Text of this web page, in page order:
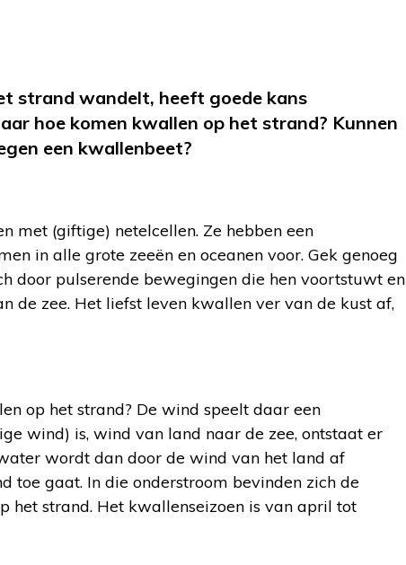
strand wandelt, heeft goede kans
hoe komen kwallen op het strand? Kunnen
een kwallenbeet?
met (giftige) netelcellen. Ze hebben een
in alle grote zeeën en oceanen voor. Gek genoeg
door pulserende bewegingen die hen voortstuwt en
de zee. Het liefst leven kwallen ver van de kust af,
op het strand? De wind speelt daar een
wind) is, wind van land naar de zee, ontstaat er
wordt dan door de wind van het land af
toe gaat. In die onderstroom bevinden zich de
het strand. Het kwallenseizoen is van april tot